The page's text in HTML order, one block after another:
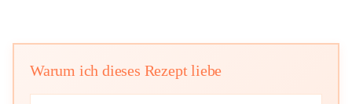
Warum ich dieses Rezept liebe